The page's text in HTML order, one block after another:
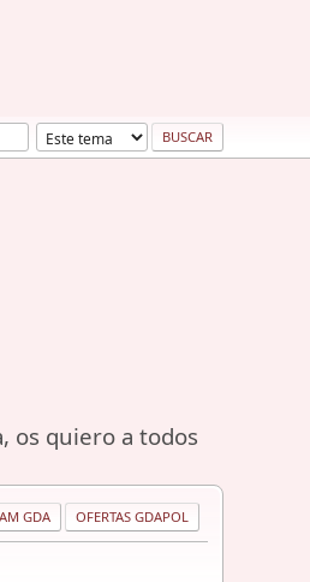
os quiero a todos
GDA OFERTAS GDAPOL